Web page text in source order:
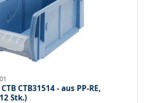
CTB31514 - aus PP-RE,
Stk.)